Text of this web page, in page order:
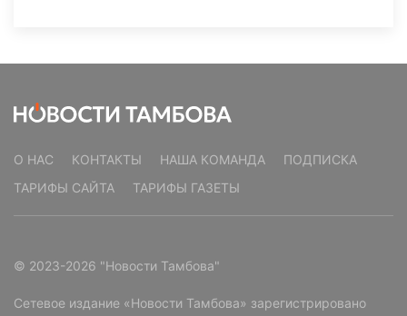
О НАС КОНТАКТЫ НАША КОМАНДА
ПОДПИСКА
ТАРИФЫ САЙТА
ТАРИФЫ ГАЗЕТЫ
© 2023-2026 "Новости Тамбова"
Сетевое издание «Новости Тамбова» зарегистрировано